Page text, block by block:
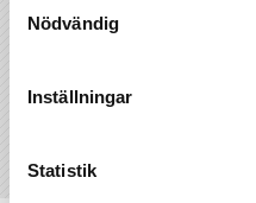
Nödvändig
Inställningar
Statistik